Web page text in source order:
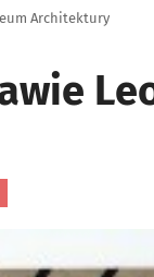
Architektury